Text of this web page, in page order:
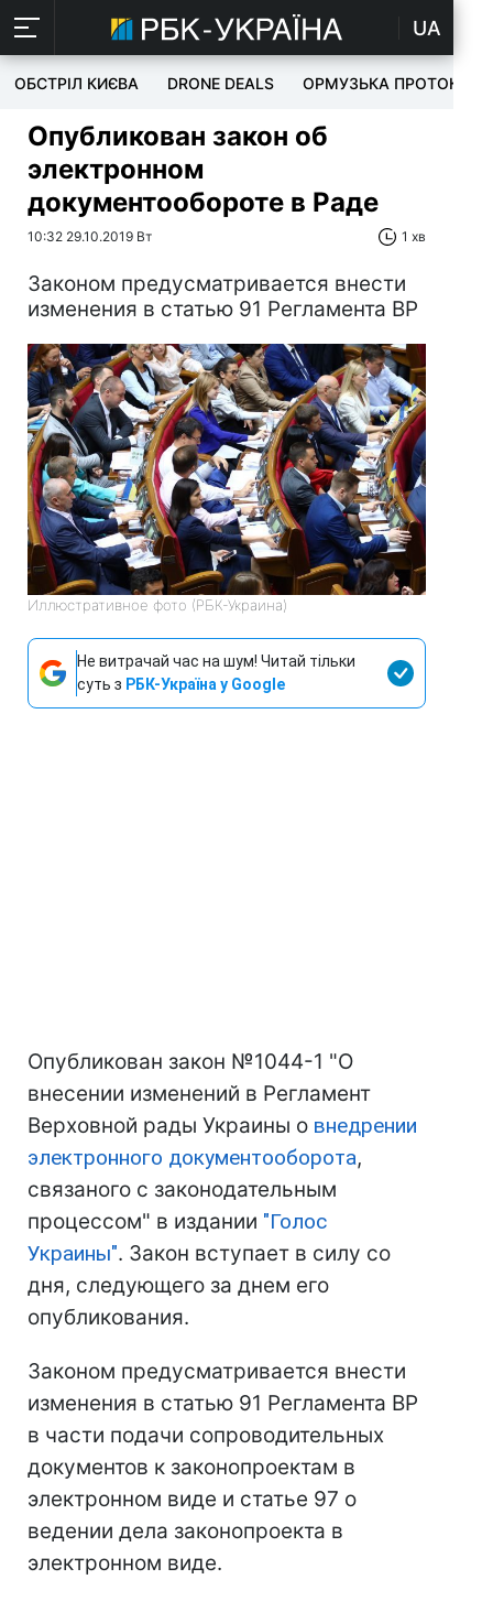
UA
ОБСТРІЛ КИЄВА DRONE DEALS ОРМУЗЬКА ПРОТОКА
Опубликован закон об
электронном
документообороте в Раде
10:32 29.10.2019 Вт 1 хв
Законом предусматривается внести
изменения в статью 91 Регламента ВР
Иллюстративное фото (РБК-Украина)
Не витрачай час на шум! Читай тільки
суть з РБК-Україна у Google
Опубликован закон №1044-1 "О
внесении изменений в Регламент
Верховной рады Украины о внедрении
электронного документооборота,
связаного с законодательным
процессом" в издании "Голос
Украины". Закон вступает в силу со
дня, следующего за днем его
опубликования.
Законом предусматривается внести
изменения в статью 91 Регламента ВР
в части подачи сопроводительных
документов к законопроектам в
электронном виде и статье 97 о
ведении дела законопроекта в
электронном виде.